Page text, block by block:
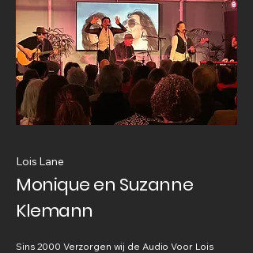
Lois Lane
Monique en Suzanne
Klemann
Sins 2000 Verzorgen wij de Audio Voor Lois